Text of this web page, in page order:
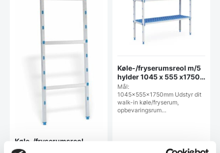
Køle-/fryserumsreol
ekstra stige til 3 hylder
Køle-/fryserumsreol m/5
hylder 1045 x 555 x1750
mm, Pujadas
Mål:
1045x555x1750mm Udstyr dit
walk-in køle/fryserum,
opbevaringsrum…